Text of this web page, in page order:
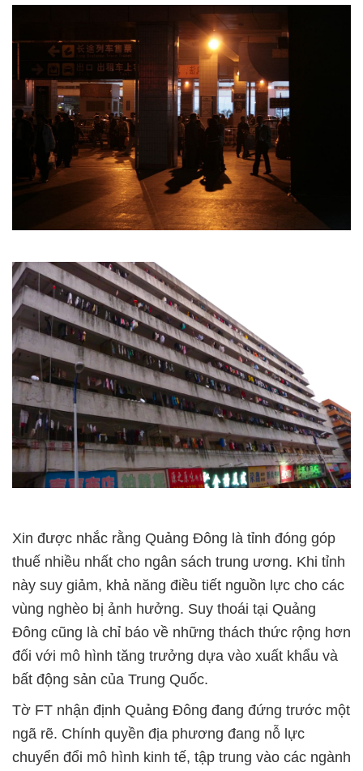
Xin được nhắc rằng Quảng Đông là tỉnh đóng góp
thuế nhiều nhất cho ngân sách trung ương. Khi tỉnh
này suy giảm, khả năng điều tiết nguồn lực cho các
vùng nghèo bị ảnh hưởng. Suy thoái tại Quảng
Đông cũng là chỉ báo về những thách thức rộng hơn
đối với mô hình tăng trưởng dựa vào xuất khẩu và
bất động sản của Trung Quốc.
Tờ FT nhận định Quảng Đông đang đứng trước một
ngã rẽ. Chính quyền địa phương đang nỗ lực
chuyển đổi mô hình kinh tế, tập trung vào các ngành